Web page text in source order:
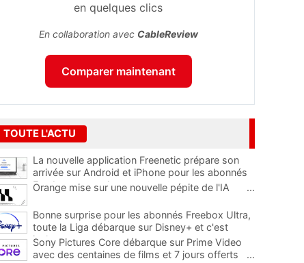
en quelques clics
En collaboration avec CableReview
Comparer maintenant
TOUTE L'ACTU
La nouvelle application Freenetic prépare son
arrivée sur Android et iPhone pour les abonnés
Freebox, testez la
Orange mise sur une nouvelle pépite de l'IA ...
Bonne surprise pour les abonnés Freebox Ultra,
toute la Liga débarque sur Disney+ et c'est
inclus
Sony Pictures Core débarque sur Prime Video
avec des centaines de films et 7 jours offerts
...